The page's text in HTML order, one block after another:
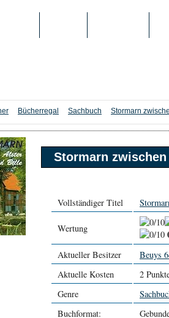
Bücherregal Sachbuch Stormarn
Stormarn
Vollständiger Titel
Wertung
Aktueller Besitzer
Beuys
Aktuelle Kosten
2
Genre
Buchformat: